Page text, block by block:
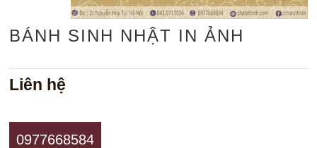
BÁNH SINH NHẬT IN ẢNH
Liên hệ
0977668584